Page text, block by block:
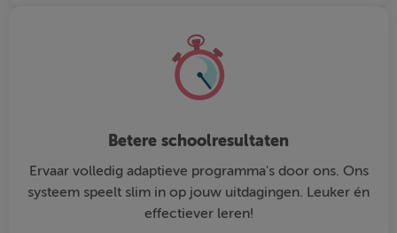
Betere schoolresultaten
Ervaar volledig adaptieve programma's door ons. Ons
systeem speelt slim in op jouw uitdagingen. Leuker én
effectiever leren!